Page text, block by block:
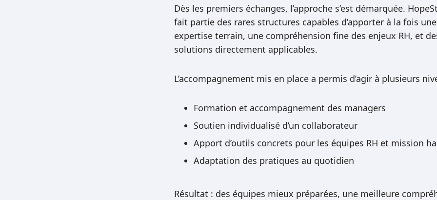
Dès les premiers échanges, l’approche s’est démarquée.
fait partie des rares structures capables d’apporter à la fois une
expertise terrain, une compréhension fine des enjeux RH, et
solutions directement applicables.
L’accompagnement mis en place a permis d’agir à plusieurs
Formation et accompagnement des managers
Soutien individualisé d’un collaborateur
Apport d’outils concrets pour les équipes RH et mission
Adaptation des pratiques au quotidien
Résultat : des équipes mieux préparées, une meilleure